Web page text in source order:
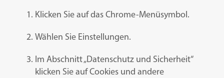
Klicken Sie auf das Chrome-Menüsymbol.
Wählen Sie Einstellungen.
Im Abschnitt „Datenschutz und Sicherheit“
klicken Sie auf Cookies und andere